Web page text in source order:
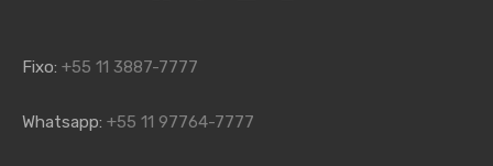
Fixo: +55 11 3887-7777
Whatsapp: +55 11 97764-7777